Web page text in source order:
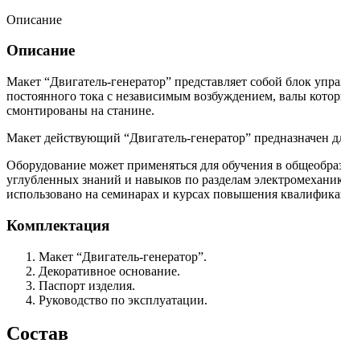
Описание
Описание
Макет “Двигатель-генератор” представляет собой блок
постоянного тока с независимым возбуждением, валы
смонтированы на станине.
Макет действующий “Двигатель-генератор” предназначен
Оборудование может применяться для обучения в
углубленных знаний и навыков по разделам
использовано на семинарах и курсах повышения
Комплектация
Макет “Двигатель-генератор”.
Декоративное основание.
Паспорт изделия.
Руководство по эксплуатации.
Состав